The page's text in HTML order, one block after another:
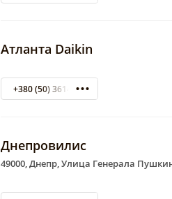
Атланта Daikin
+380 (50) 3614821
Днепровилис
49000, Днепр, Улица Генерала